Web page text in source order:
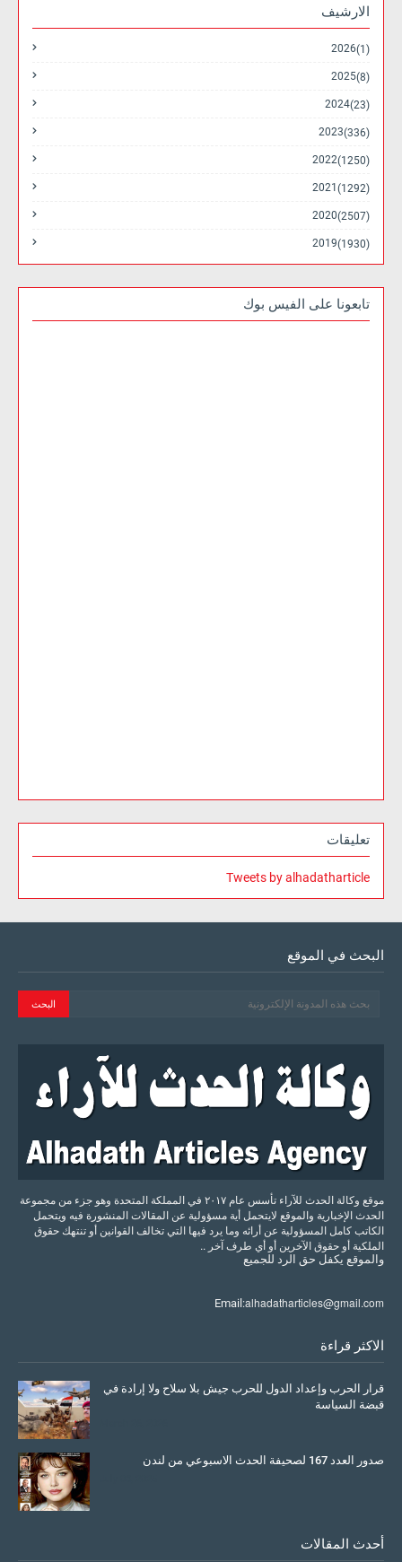
الارشيف
2026 (1)
2025 (8)
2024 (23)
2023 (336)
2022 (1250)
2021 (1292)
2020 (2507)
2019 (1930)
تابعونا على الفيس بوك
تعليقات
Tweets by alhadatharticle
البحث في الموقع
موقع وكالة الحدث للآراء تأسس عام ٢٠١٧ في المملكة المتحدة وهو جزء من مجموعة
الحدث الإخبارية والموقع لايتحمل أية مسؤولية عن المقالات المنشورة فيه ويتحمل
الكاتب كامل المسؤولية عن أرائه وما يرد فيها التي تخالف القوانين أو تنتهك حقوق
الملكية أو حقوق الآخرين أو أي طرف آخر ..
والموقع يكفل حق الرد للجميع
Email:alhadatharticles@gmail.com
الاكثر قراءة
قرار الحرب وإعداد الدول للحرب جيش بلا سلاح ولا إرادة في
قبضة السياسة
صدور العدد 167 لصحيفة الحدث الاسبوعي من لندن
أحدث المقالات